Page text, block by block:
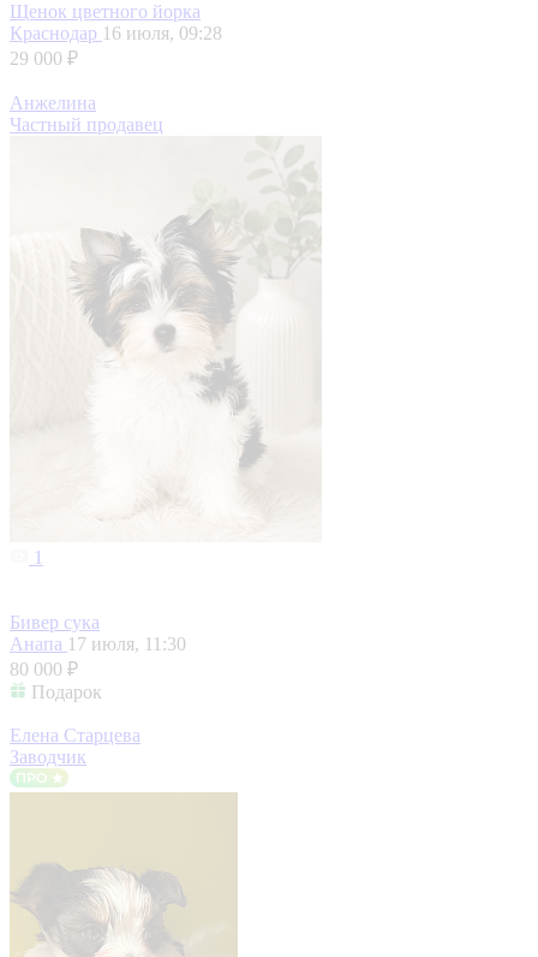
Щенок цветного йорка
Краснодар 16 июля, 09:28
29 000 ₽
Анжелина
Частный продавец
1
Бивер сука
Анапа 17 июля, 11:30
80 000 ₽
Подарок
Елена Старцева
Заводчик